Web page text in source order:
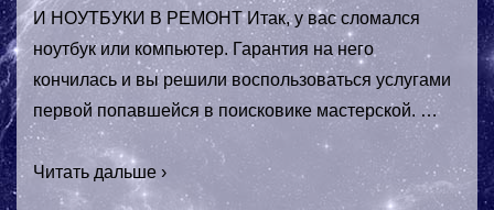
И НОУТБУКИ В РЕМОНТ Итак, у вас сломался
ноутбук или компьютер. Гарантия на него
кончилась и вы решили воспользоваться услугами
первой попавшейся в поисковике мастерской. …
УЧИМСЯ
СДАВАТЬ
Читать дальше ›